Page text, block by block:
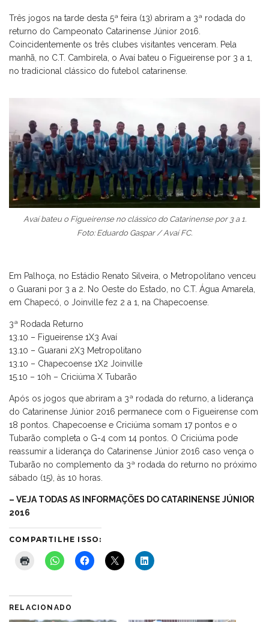
Três jogos na tarde desta 5ª feira (13) abriram a 3ª rodada do
returno do Campeonato Catarinense Júnior 2016.
Coincidentemente os três clubes visitantes venceram. Pela
manhã, no C.T. Cambirela, o Avaí bateu o Figueirense por 3 a 1,
no tradicional clássico do futebol catarinense.
Avaí bateu o Figueirense no clássico do Catarinense por 3 a 1.
Foto: Eduardo Gaspar / Avaí FC.
Em Palhoça, no Estádio Renato Silveira, o Metropolitano venceu
o Guarani por 3 a 2. No Oeste do Estado, no C.T. Água Amarela,
em Chapecó, o Joinville fez 2 a 1, na Chapecoense.
3ª Rodada Returno
13.10 – Figueirense 1X3 Avaí
13.10 – Guarani 2X3 Metropolitano
13.10 – Chapecoense 1X2 Joinville
15.10 – 10h – Criciúma X Tubarão
Após os jogos que abriram a 3ª rodada do returno, a liderança
do Catarinense Júnior 2016 permanece com o Figueirense com
18 pontos. Chapecoense e Criciúma somam 17 pontos e o
Tubarão completa o G-4 com 14 pontos. O Criciúma pode
reassumir a liderança do Catarinense Júnior 2016 caso vença o
Tubarão no complemento da 3ª rodada do returno no próximo
sábado (15), às 10 horas.
– VEJA TODAS AS INFORMAÇÕES DO CATARINENSE JÚNIOR
2016
COMPARTILHE ISSO:
RELACIONADO